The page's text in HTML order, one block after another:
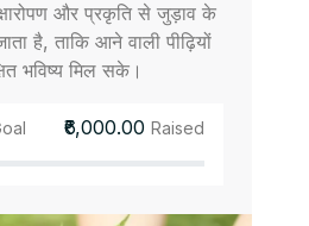
और प्रकृति से जुड़ाव के
है, ताकि आने वाली पीढ़ियों
भविष्य मिल सके।
₹6,000.00 Raised